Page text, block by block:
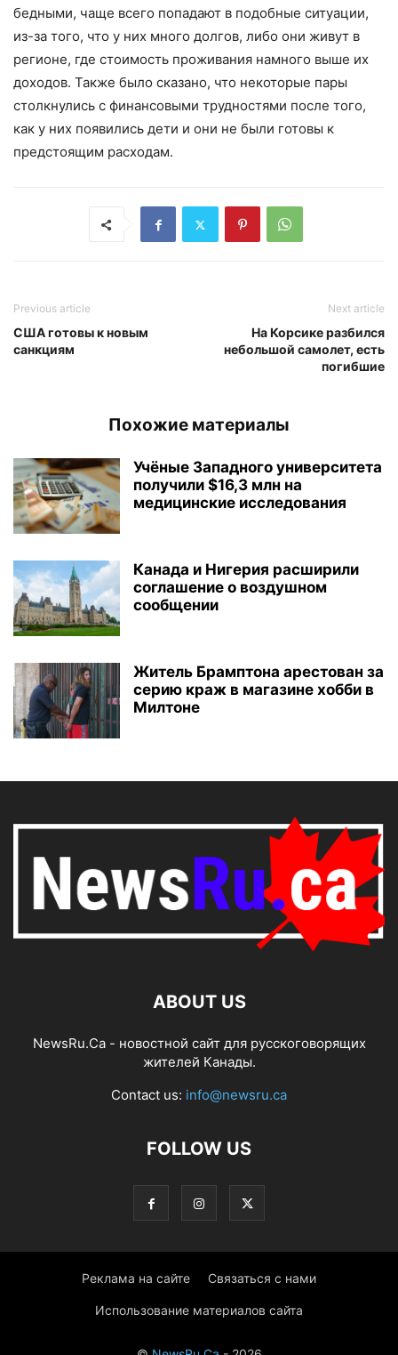
бедными, чаще всего попадают в подобные ситуации,
из-за того, что у них много долгов, либо они живут в
регионе, где стоимость проживания намного выше их
доходов. Также было сказано, что некоторые пары
столкнулись с финансовыми трудностями после того,
как у них появились дети и они не были готовы к
предстоящим расходам.
Previous article
США готовы к новым
санкциям
Next article
На Корсике разбился
небольшой самолет, есть
погибшие
Похожие материалы
Учёные Западного университета
получили $16,3 млн на
медицинские исследования
Канада и Нигерия расширили
соглашение о воздушном
сообщении
Житель Брамптона арестован за
серию краж в магазине хобби в
Милтоне
ABOUT US
NewsRu.Ca - новостной сайт для русскоговорящих
жителей Канады.
Contact us: info@newsru.ca
FOLLOW US
Реклама на сайте Связаться с нами
Использование материалов сайта